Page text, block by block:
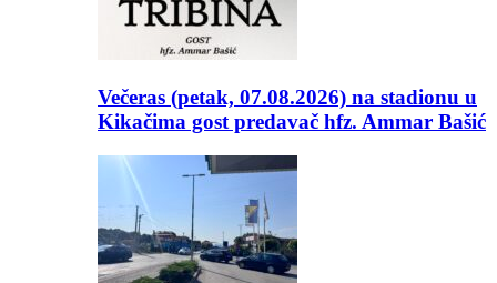
Večeras (petak, 07.08.2026) na stadionu u
Kikačima gost predavač hfz. Ammar Bašić